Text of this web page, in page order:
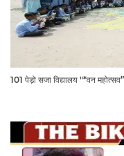
101 पेड़ो सजा विद्यालय "*वन